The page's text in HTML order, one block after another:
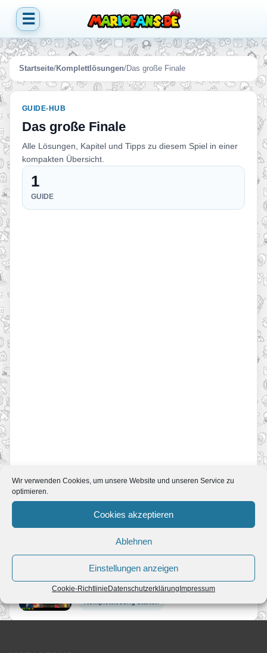
Wir verwenden Cookies, um unsere Website und unseren Service zu
optimieren.
Cookies akzeptieren
Ablehnen
Einstellungen anzeigen
Cookie-Richtlinie Datenschutzerklärung Impressum
☰
Startseite/Komplettlösungen/Das große Finale
GUIDE-HUB
Das große Finale
Alle Lösungen, Kapitel und Tipps zu diesem Spiel in einer
kompakten Übersicht.
1
GUIDE
Bowsers Galaxiefabrik